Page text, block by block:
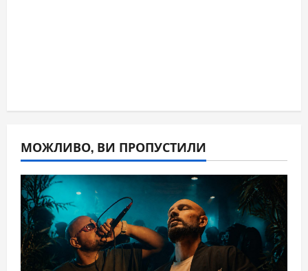
МОЖЛИВО, ВИ ПРОПУСТИЛИ